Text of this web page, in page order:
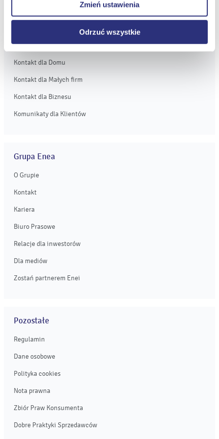
Zmień ustawienia
Odrzuć wszystkie
Obsługa Klienta dla Małych firm
Obsługa Klienta dla Biznesu
Kontakt dla Domu
Kontakt dla Małych firm
Kontakt dla Biznesu
Komunikaty dla Klientów
Grupa Enea
O Grupie
Kontakt
Kariera
Biuro Prasowe
Relacje dla inwestorów
Dla mediów
Zostań partnerem Enei
Pozostałe
Regulamin
Dane osobowe
Polityka cookies
Nota prawna
Zbiór Praw Konsumenta
Dobre Praktyki Sprzedawców